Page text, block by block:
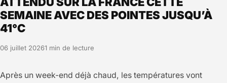
SEMAINE AVEC DES POINTES JUSQU’À
41°C
06 juillet 20261 min de lecture
Après un week-end déjà chaud, les températures vont